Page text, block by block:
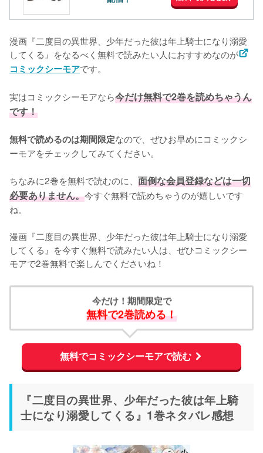
漫画『二度目の異世界、少年だった彼は年上騎士になり溺愛
してくる』をなるべく無料で読みたい人におすすめなのが
コミックシーモアです。
実はコミックシーモアなら今だけ無料で2巻を読めちゃうん
です！
無料で読めるのは期間限定なので、ぜひお早めにコミックシ
ーモアをチェックしてみてください。
ちなみに2巻を無料で読むのに、 面倒な会員登録などは一切
必要ありません。今すぐ無料で読めちゃうのが嬉しいです
ね。
漫画『二度目の異世界、少年だった彼は年上騎士になり溺愛
してくる』を今すぐ無料で読みたい人は、ぜひコミックシー
モアで2巻無料で楽しんでくださいね！
今だけ！期間限定で
無料で2巻読める！
無料でコミックシーモアで読む
『二度目の異世界、少年だった彼は年上騎
士になり溺愛してくる』1巻ネタバレ感想